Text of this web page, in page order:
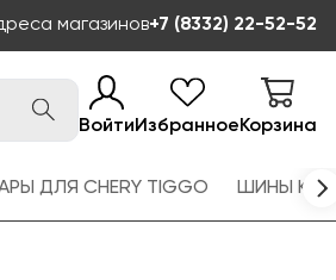
магазинов+7 (8332) 22-52-52
ВойтиИзбранноеКорзина
ДЛЯ CHERY TIGGO ШИНЫ